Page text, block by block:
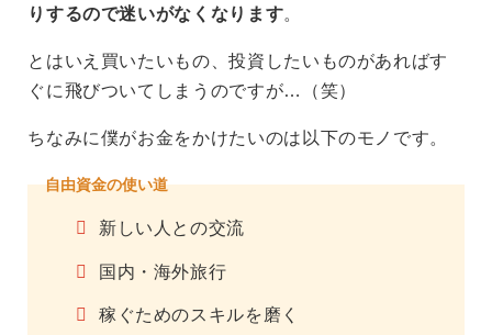
りするので迷いがなくなります。
とはいえ買いたいもの、投資したいものがあればす
ぐに飛びついてしまうのですが…（笑）
ちなみに僕がお金をかけたいのは以下のモノです。
自由資金の使い道
新しい人との交流
国内・海外旅行
稼ぐためのスキルを磨く